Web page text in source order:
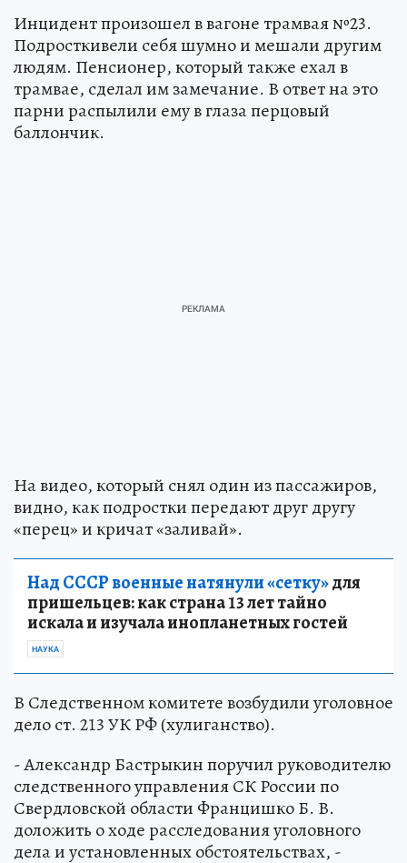
Инцидент произошел в вагоне трамвая №23.
Подросткивели себя шумно и мешали другим
людям. Пенсионер, который также ехал в
трамвае, сделал им замечание. В ответ на это
парни распылили ему в глаза перцовый
баллончик.
На видео, который снял один из пассажиров,
видно, как подростки передают друг другу
«перец» и кричат «заливай».
Над СССР военные натянули «сетку»для
пришельцев: как страна 13 лет тайно
искала и изучала инопланетных гостей
НАУКА
В Следственном комитете возбудили уголовное
дело ст. 213 УК РФ (хулиганство).
- Александр Бастрыкин поручил руководителю
следственного управления СК России по
Свердловской области Францишко Б. В.
доложить о ходе расследования уголовного
дела и установленных обстоятельствах, -